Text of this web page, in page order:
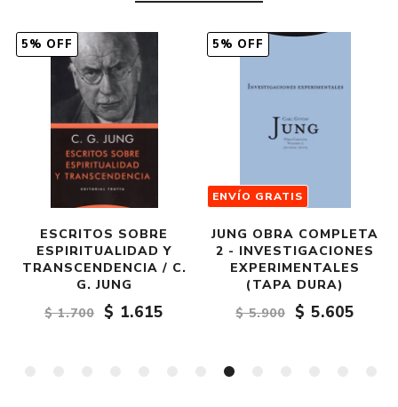
5% OFF
JUNG OBRA COMPLETA
2 - INVESTIGACIONES
EXPERIMENTALES
(TAPA DURA)
$ 5.900
$ 5.605
5% OFF
JUNG OBRAS
COMPLETAS 17 - SOBRE
EL DESARROLLO DE LA
PERSONALIDAD
$ 1.900
$ 1.805